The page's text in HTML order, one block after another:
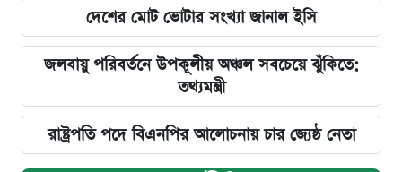
দেশের মোট ভোটার সংখ্যা জানাল ইসি
জলবায়ু পরিবর্তনে উপকূলীয় অঞ্চল সবচেয়ে ঝুঁকিতে:
তথ্যমন্ত্রী
রাষ্ট্রপতি পদে বিএনপির আলোচনায় চার জ্যেষ্ঠ নেতা